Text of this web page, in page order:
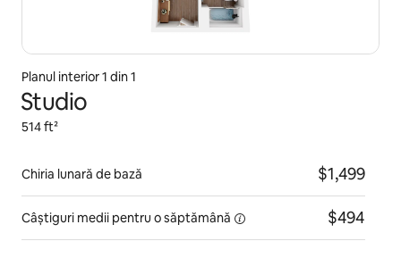
Planul interior 1 din 1
Studio
514 ft²
Chiria lunară de bază $1,499
Câștiguri medii pentru o săptămână $494